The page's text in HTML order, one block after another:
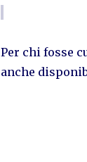
Per chi fosse
anche